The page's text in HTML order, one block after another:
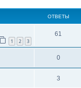
ОТВЕТЫ
1 2 3
61
т
0О
т
3О